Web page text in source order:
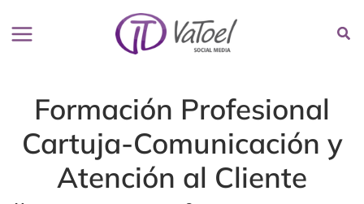
Formación Profesional
Cartuja-Comunicación y
Atención al Cliente